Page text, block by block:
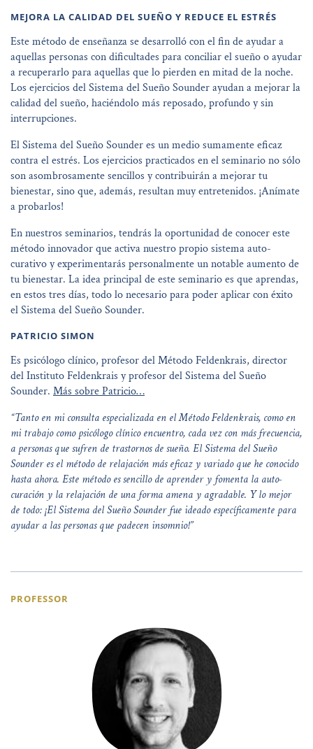
MEJORA LA CALIDAD DEL SUEÑO Y REDUCE EL ESTRÉS
Este método de enseñanza se desarrolló con el fin de ayudar a
aquellas personas con dificultades para conciliar el sueño o ayudar
a recuperarlo para aquellas que lo pierden en mitad de la noche.
Los ejercicios del Sistema del Sueño Sounder ayudan a mejorar la
calidad del sueño, haciéndolo más reposado, profundo y sin
interrupciones.
El Sistema del Sueño Sounder es un medio sumamente eficaz
contra el estrés. Los ejercicios practicados en el seminario no sólo
son asombrosamente sencillos y contribuirán a mejorar tu
bienestar, sino que, además, resultan muy entretenidos. ¡Anímate
a probarlos!
En nuestros seminarios, tendrás la oportunidad de conocer este
método innovador que activa nuestro propio sistema auto-
curativo y experimentarás personalmente un notable aumento de
tu bienestar. La idea principal de este seminario es que aprendas,
en estos tres días, todo lo necesario para poder aplicar con éxito
el Sistema del Sueño Sounder.
PATRICIO SIMON
Es psicólogo clínico, profesor del Método Feldenkrais, director
del Instituto Feldenkrais y profesor del Sistema del Sueño
Sounder. Más sobre Patricio…
“Tanto en mi consulta especializada en el Método Feldenkrais, como en
mi trabajo como psicólogo clínico encuentro, cada vez con más frecuencia,
a personas que sufren de trastornos de sueño. El Sistema del Sueño
Sounder es el método de relajación más eficaz y variado que he conocido
hasta ahora. Este método es sencillo de aprender y fomenta la auto-
curación y la relajación de una forma amena y agradable. Y lo mejor
de todo: ¡El Sistema del Sueño Sounder fue ideado específicamente para
ayudar a las personas que padecen insomnio!”
PROFESSOR